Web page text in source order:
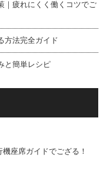
｜疲れにくく働くコツでご
方法完全ガイド
と簡単レシピ
座席ガイドでござる！